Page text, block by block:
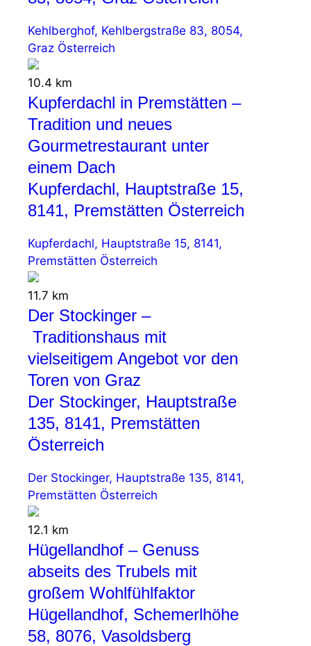
Kehlberghof, Kehlbergstraße 83, 8054,
Graz Österreich
10.4 km
Kupferdachl in Premstätten –
Tradition und neues
Gourmetrestaurant unter
einem Dach
Kupferdachl, Hauptstraße 15,
8141, Premstätten Österreich
Kupferdachl, Hauptstraße 15, 8141,
Premstätten Österreich
11.7 km
Der Stockinger –
Traditionshaus mit
vielseitigem Angebot vor den
Toren von Graz
Der Stockinger, Hauptstraße
135, 8141, Premstätten
Österreich
Der Stockinger, Hauptstraße 135, 8141,
Premstätten Österreich
12.1 km
Hügellandhof – Genuss
abseits des Trubels mit
großem Wohlfühlfaktor
Hügellandhof, Schemerlhöhe
58, 8076, Vasoldsberg